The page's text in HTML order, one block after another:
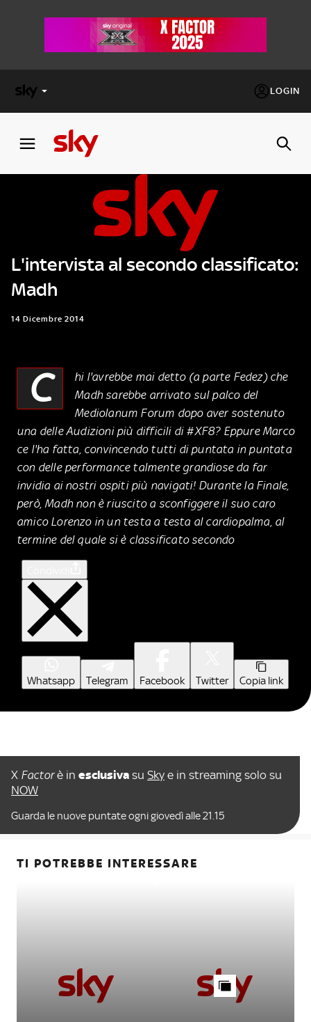
LOGIN
FACTOR
Cos’altro vedere:
PROGRAMMI SKY
Un mondo di offerte:
SKY.IT
L'intervista al secondo classificato:
Madh
14 Dicembre 2014
C
hi l'avrebbe mai detto (a parte Fedez) che
Madh sarebbe arrivato sul palco del
Mediolanum Forum dopo aver sostenuto
una delle Audizioni più difficili di #XF8? Eppure Marco
ce l'ha fatta, convincendo tutti di puntata in puntata
con delle performance talmente grandiose da far
invidia ai nostri ospiti più navigati! Durante la Finale,
però, Madh non è riuscito a sconfiggere il suo caro
amico Lorenzo in un testa a testa al cardiopalma, al
termine del quale si è classificato secondo
Whatsapp Telegram Facebook Twitter Copia link
X Factorè in esclusiva su Sky e in streaming solo su
NOW
Guarda le nuove puntate ogni giovedì alle 21.15
TI POTREBBE INTERESSARE